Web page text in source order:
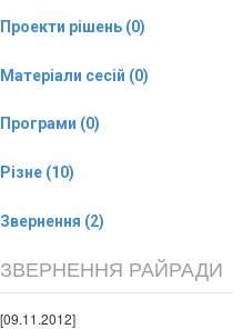
Проекти рішень (0)
Матеріали сесій (0)
Програми (0)
Різне (10)
Звернення (2)
ЗВЕРНЕННЯ РАЙРАДИ
[09.11.2012]